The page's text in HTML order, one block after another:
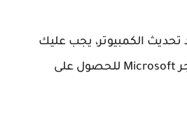
تحديث الكمبيوتر، يجب عليك
أيضا التحقق من متجر Microsoft للحصول على